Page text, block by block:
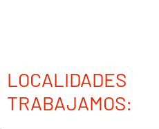
TRABAJAMOS: